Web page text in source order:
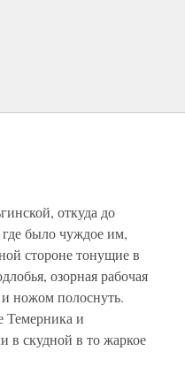
откуда до
было чуждое им,
стороне тонущие в
озорная рабочая
ножом полоснуть.
Темерника и
в скудной в то жаркое